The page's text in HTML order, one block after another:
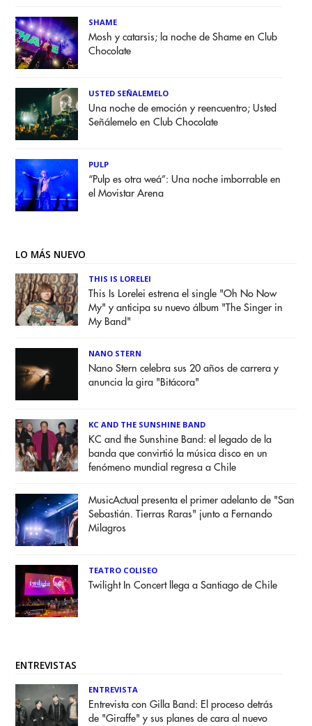
SHAME
Mosh y catarsis; la noche de Shame en Club
Chocolate
USTED SEÑALEMELO
Una noche de emoción y reencuentro; Usted
Señálemelo en Club Chocolate
PULP
“Pulp es otra weá”: Una noche imborrable en
el Movistar Arena
LO MÁS NUEVO
THIS IS LORELEI
This Is Lorelei estrena el single "Oh No Now
My" y anticipa su nuevo álbum "The Singer in
My Band"
NANO STERN
Nano Stern celebra sus 20 años de carrera y
anuncia la gira "Bitácora"
KC AND THE SUNSHINE BAND
KC and the Sunshine Band: el legado de la
banda que convirtió la música disco en un
fenómeno mundial regresa a Chile
MusicActual presenta el primer adelanto de "San
Sebastián. Tierras Raras" junto a Fernando
Milagros
TEATRO COLISEO
Twilight In Concert llega a Santiago de Chile
ENTREVISTAS
ENTREVISTA
Entrevista con Gilla Band: El proceso detrás
de "Giraffe" y sus planes de cara al nuevo